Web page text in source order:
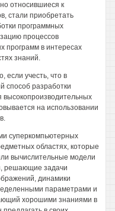
относившиеся к
стали приобретать
программных
процессов
программ в интересах
знаний.
если учесть, что в
способ разработки
на использовании
суперкомпьютерных
областях, которые
вычислительные модели
решающие задачи
динамики
параметрами и
хорошими знаниями в